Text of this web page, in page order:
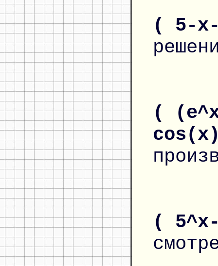
( 5-
(
(